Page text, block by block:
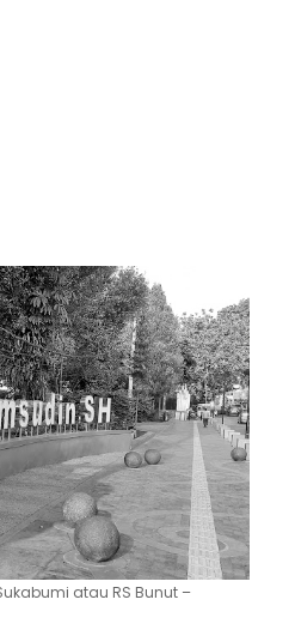
atau RS Bunut –